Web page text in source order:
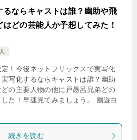
るならキャストは誰？幽助や飛
どの芸能人か予想してみた！
！今後ネットフリックスで実写化
写化するならキャストは誰？幽助
の主要人物の他に戸愚呂兄弟どの
た！早速見てみましょう。 幽遊白
続きを読む